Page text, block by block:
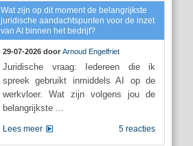
Wat zijn op dit moment de belangrijkste
juridische aandachtspunten voor de inzet
van AI binnen het bedrijf?
29-07-2026 door Arnoud Engelfriet
Juridische vraag: Iedereen die ik
spreek gebruikt inmiddels AI op de
werkvloer. Wat zijn volgens jou de
belangrijkste ...
5 reacties
Lees meer